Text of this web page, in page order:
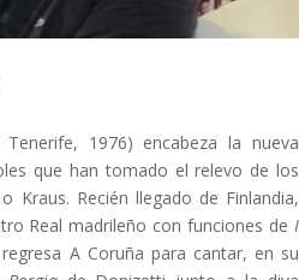
1976) encabeza la nueva
que han tomado el relevo de los
Kraus. Recién llegado de Finlandia,
Real madrileño con funciones de I
A Coruña para cantar, en su